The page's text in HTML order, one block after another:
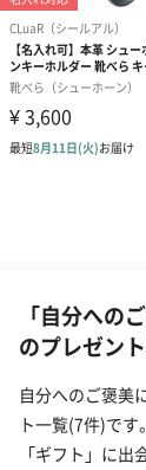
「自分への
のプレゼン
自分へのご褒美
ト一覧(7件)で
「ギフト」に